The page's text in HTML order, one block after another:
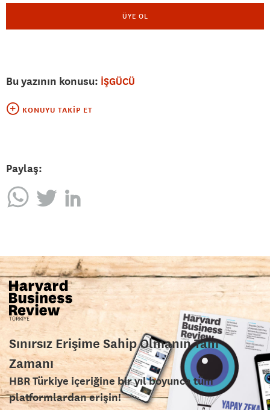
ÜYE OL
Bu yazının konusu: İŞGÜCÜ
KONUYU TAKIP ET
Paylaş:
Sınırsız Erişime Sahip Olmanın Tam
Zamanı
HBR Türkiye içeriğine bir yıl boyunca tüm
platformlardan erişin!